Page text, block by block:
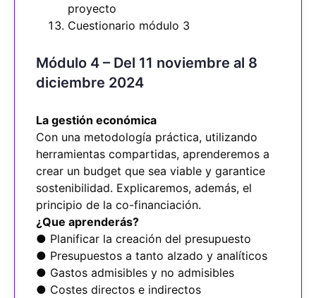
proyecto
Cuestionario módulo 3
Módulo 4 – Del 11 noviembre al 8
diciembre 2024
La gestión económica
Con una metodología práctica, utilizando
herramientas compartidas, aprenderemos a
crear un budget que sea viable y garantice
sostenibilidad. Explicaremos, además, el
principio de la co-financiación.
¿Que aprenderás?
● Planificar la creación del presupuesto
● Presupuestos a tanto alzado y analíticos
● Gastos admisibles y no admisibles
● Costes directos e indirectos